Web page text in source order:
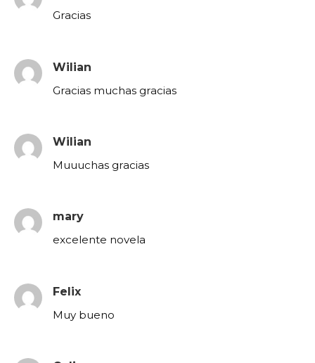
Gracias
Wilian
Gracias muchas gracias
Wilian
Muuuchas gracias
mary
excelente novela
Felix
Muy bueno